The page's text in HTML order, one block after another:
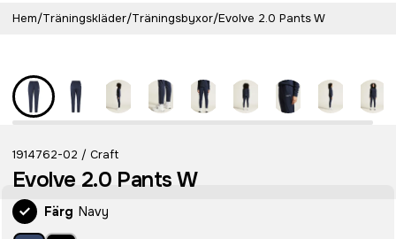
Hem/Träningskläder/Träningsbyxor/Evolve 2.0 Pants W
1914762-02 / Craft
Evolve 2.0 Pants W
Färg Navy